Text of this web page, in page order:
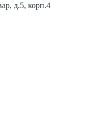
д.5, корп.4